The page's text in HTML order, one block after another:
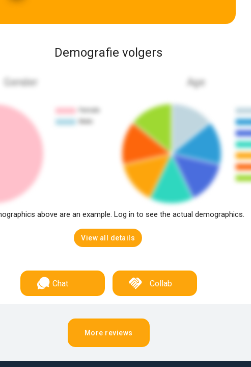
Demografie volgers
Gender Age
above are an example. Log in to see the actual demographics.
View all details
Chat Collab
More reviews